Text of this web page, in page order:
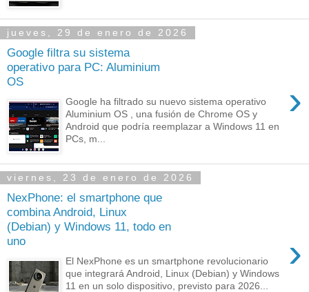
jueves, 29 de enero de 2026
Google filtra su sistema
operativo para PC: Aluminium
OS
›
Google ha filtrado su nuevo sistema operativo
Aluminium OS , una fusión de Chrome OS y
Android que podría reemplazar a Windows 11 en
PCs, m...
viernes, 23 de enero de 2026
NexPhone: el smartphone que
combina Android, Linux
(Debian) y Windows 11, todo en
uno
›
El NexPhone es un smartphone revolucionario
que integrará Android, Linux (Debian) y Windows
11 en un solo dispositivo, previsto para 2026...